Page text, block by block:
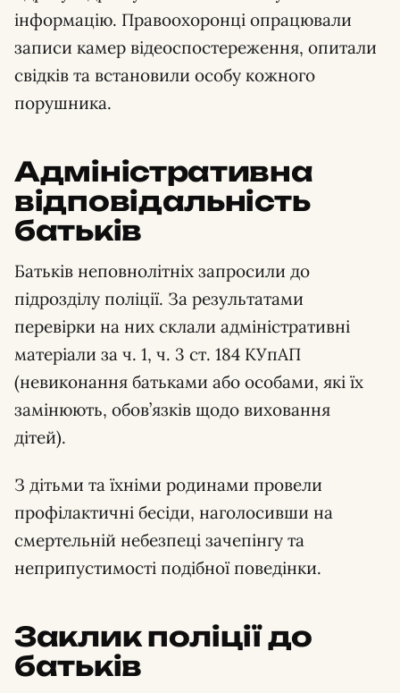
інформацію. Правоохоронці опрацювали
записи камер відеоспостереження, опитали
свідків та встановили особу кожного
порушника.
Адміністративна
відповідальність
батьків
Батьків неповнолітніх запросили до
підрозділу поліції. За результатами
перевірки на них склали адміністративні
матеріали за ч. 1, ч. 3 ст. 184 КУпАП
(невиконання батьками або особами, які їх
замінюють, обов’язків щодо виховання
дітей).
З дітьми та їхніми родинами провели
профілактичні бесіди, наголосивши на
смертельній небезпеці зачепінгу та
неприпустимості подібної поведінки.
Заклик поліції до
батьків